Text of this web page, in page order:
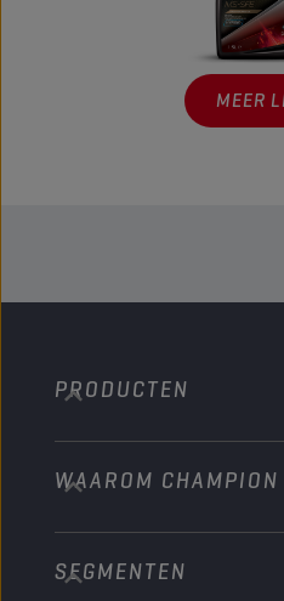
MEER
PRODUCTEN
Personenwagens
Bussen & Vrachtwagens
Bouw en mijnbouw
WAAROM
Over ons
SEGMENTEN